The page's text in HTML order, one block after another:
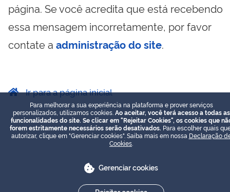
página. Se você acredita que está recebendo
essa mensagem incorretamente, por favor
contate a administração do site.
Ir para a página inicial
Para melhorar a sua experiência na plataforma e prover serviços
personalizados, utilizamos cookies. Ao aceitar, você terá acesso a todas as
funcionalidades do site. Se clicar em "Rejeitar Cookies", os cookies que
forem estritamente necessários serão desativados. Para escolher quais
autorizar, clique em "Gerenciar cookies". Saiba mais em nossa Declaração
Cookies
Gerenciar cookies